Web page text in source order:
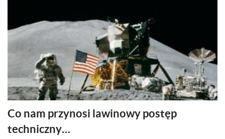
Co nam przynosi lawinowy postęp
techniczny…